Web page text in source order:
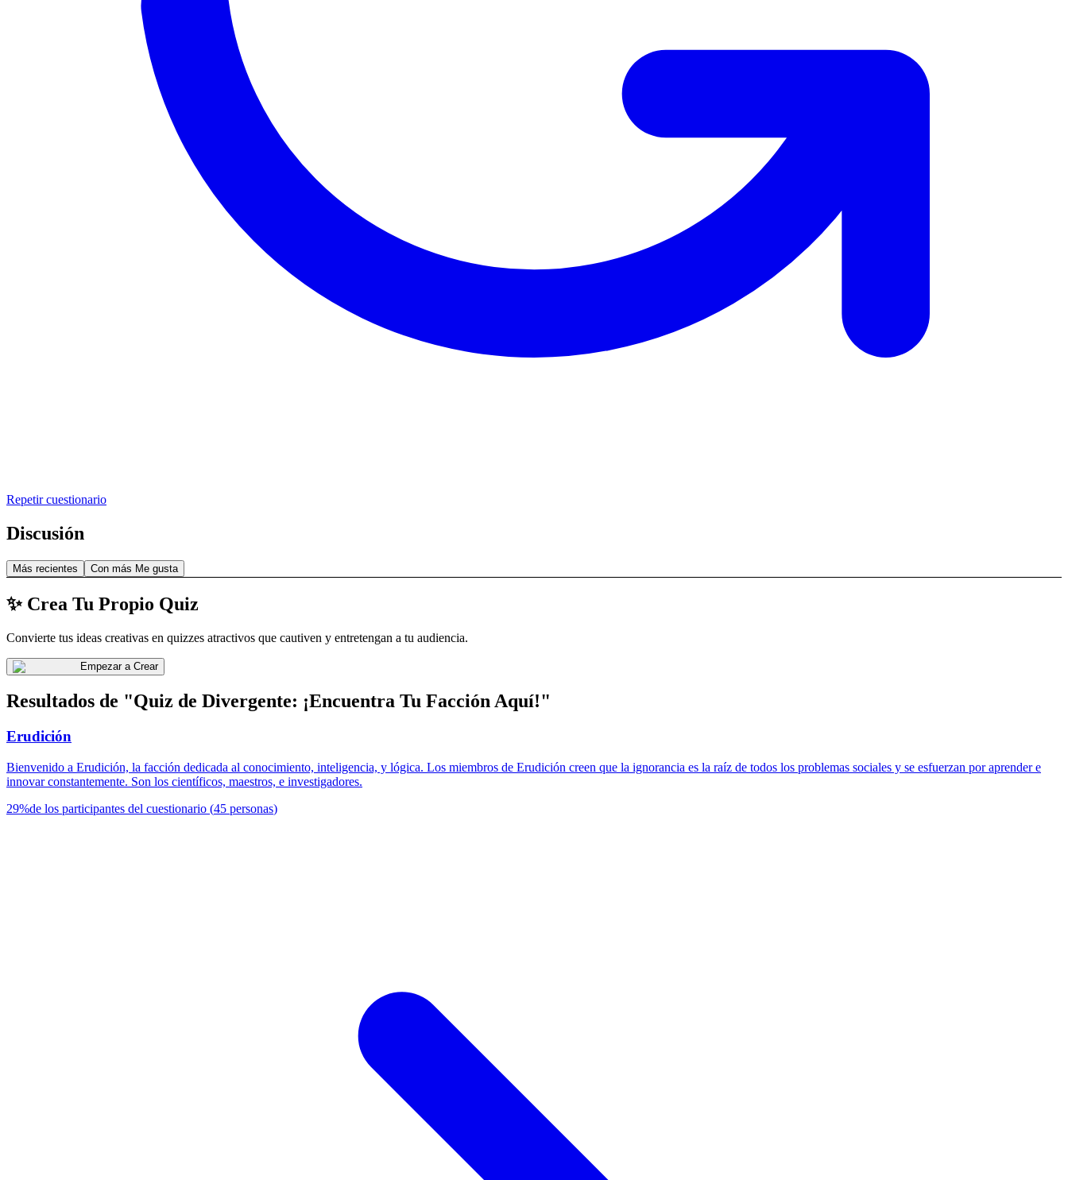
Repetir cuestionario
Discusión
Más recientes Con más Me gusta
✨ Crea Tu Propio Quiz
Convierte tus ideas creativas en quizzes atractivos que cautiven y entretengan a tu audiencia.
Empezar a Crear
Resultados de "Quiz de Divergente: ¡Encuentra Tu Facción Aquí!"
Erudición
Bienvenido a Erudición, la facción dedicada al conocimiento, inteligencia, y lógica. Los miembros de Erudición creen que la ignorancia es la raíz de todos los problemas sociales y se esfuerzan por aprender e
innovar constantemente. Son los científicos, maestros, e investigadores.
29%de los participantes del cuestionario (45 personas)